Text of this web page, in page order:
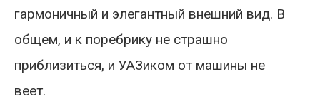
гармоничный и элегантный внешний вид. В
общем, и к поребрику не страшно
приблизиться, и УАЗиком от машины не
веет.